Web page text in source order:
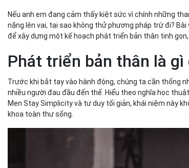
Nếu anh em đang cảm thấy kiệt sức vì chính những
nặng lên vai, tại sao không thử phương pháp trừ đi? Bài
để xây dựng một kế hoạch phát triển bản thân tinh
Phát triển bản thân là
Trước khi bắt tay vào hành động, chúng ta cần thống
nhiều người đau đầu đến thế. Hiểu theo nghĩa học
Men Stay Simplicity và tư duy tối giản, khái niệm này
khoa toàn thư sống.